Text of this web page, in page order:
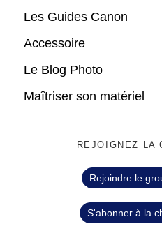
Les Guides Canon
Accessoire
Le Blog Photo
Maîtriser son matériel
REJOIGNEZ LA
Rejoindre le
S'abonner à la